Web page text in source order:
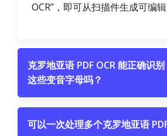
OCR”，即可从扫描件生成可编辑
克罗地亚语 PDF OCR 能正确识
这些变音字母吗？
可以一次处理多个克罗地亚语